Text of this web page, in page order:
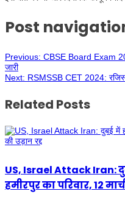
Post
Previous: CBSE Board Exam
जारी
Next: RSMSSB CET 2024:
Related Posts
US, Israel Attack Iran:
हमीरपुर का परिवार, 12